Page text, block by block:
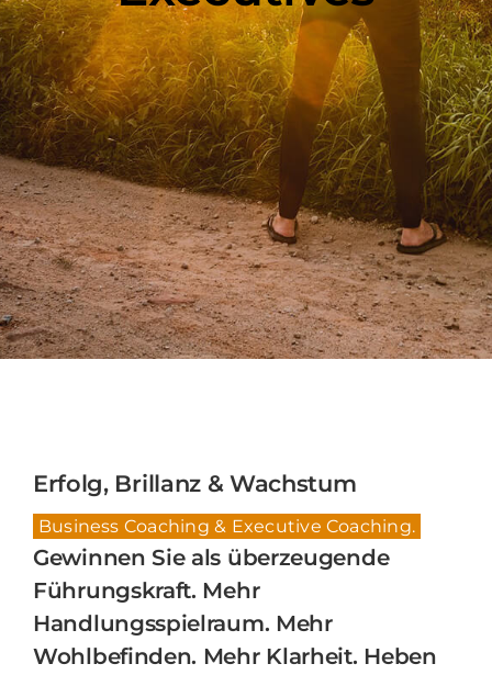
Erfolg, Brillanz & Wachstum
Business Coaching & Executive Coaching.
Gewinnen Sie als überzeugende
Führungskraft. Mehr
Handlungsspielraum. Mehr
Wohlbefinden. Mehr Klarheit. Heben